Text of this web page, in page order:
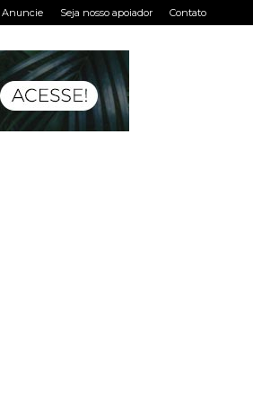
Anuncie Seja nosso apoiador Contato